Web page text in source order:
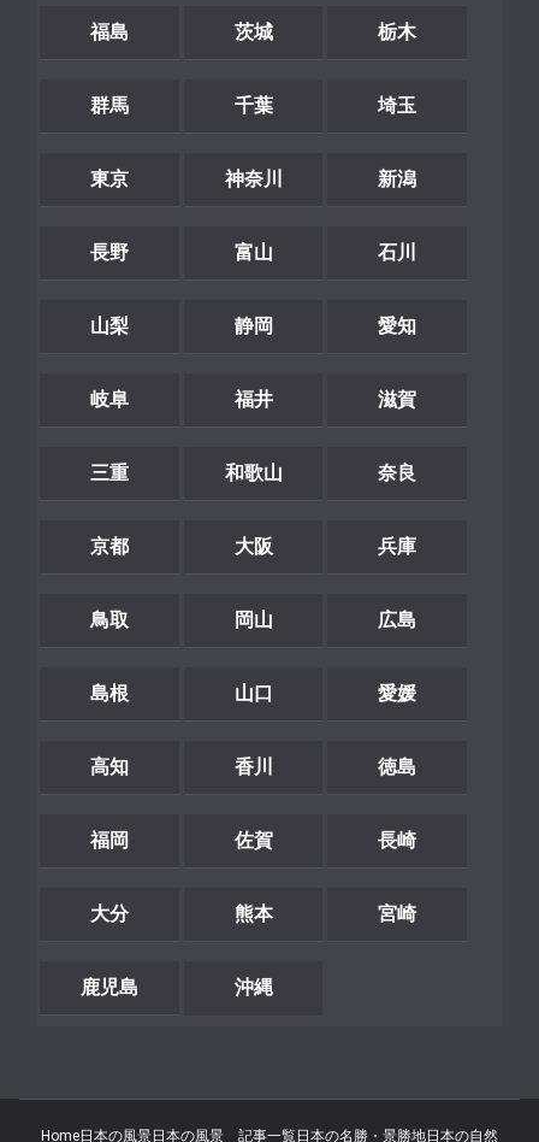
福島 茨城 栃木
群馬 千葉 埼玉
東京 神奈川 新潟
長野 富山 石川
山梨 静岡 愛知
岐阜 福井 滋賀
三重 和歌山 奈良
京都 大阪 兵庫
鳥取 岡山 広島
島根 山口 愛媛
高知 香川 徳島
福岡 佐賀 長崎
大分 熊本 宮崎
鹿児島 沖縄
Home日本の風景日本の風景 記事一覧日本の名勝・景勝地日本の自然